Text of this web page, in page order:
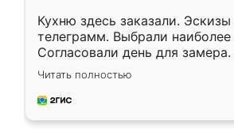
Кухню здесь заказали.
телеграмм. Выбрали
Согласовали день для
недели кухня была уже готова.
довольны работой. Спасибо
мебель за качественную
Читать полностью